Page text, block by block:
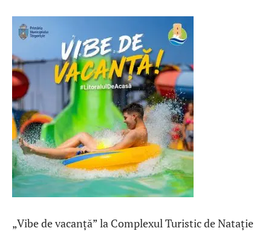
„Vibe de vacanță” la Complexul Turistic de Natație